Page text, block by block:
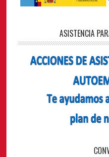
ASISTENCIA